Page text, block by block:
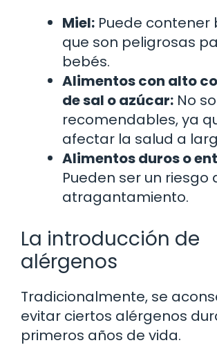
Miel: Puede contener
que son peligrosas
bebés.
Alimentos con alto
de sal o azúcar: No
recomendables, ya
afectar la salud a
Alimentos duros o
Pueden ser un riesgo
atragantamiento.
La introducción de
alérgenos
Tradicionalmente, se
evitar ciertos alérgenos
primeros años de vida.